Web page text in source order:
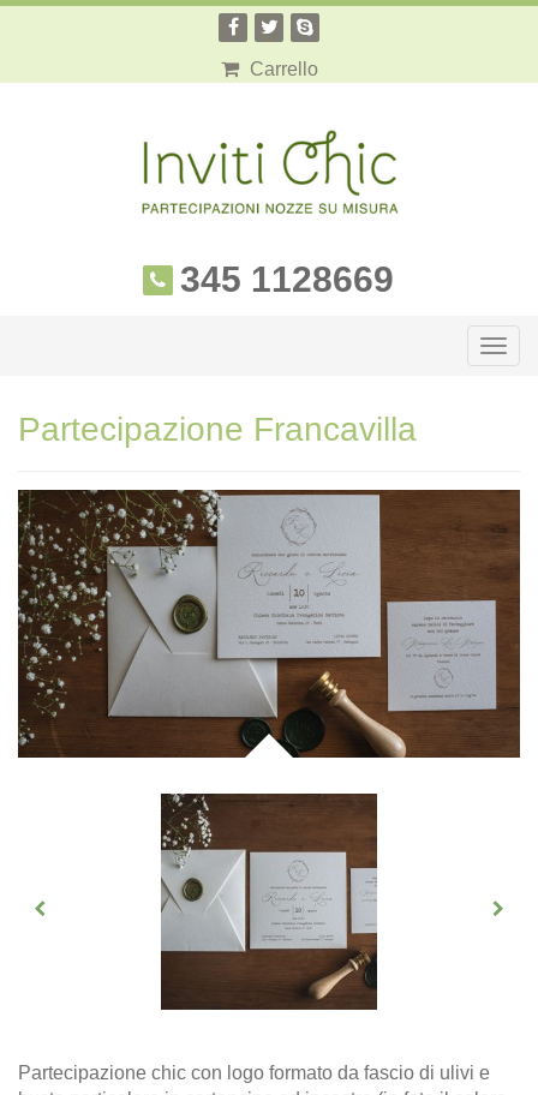
Carrello
345 1128669
Partecipazione Francavilla
Partecipazione chic con logo formato da fascio di ulivi e